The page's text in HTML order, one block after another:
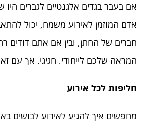
אם בעבר בגדים אלגנטיים לגברים
אדם המוזמן לאירוע משמח, יכול
חברים של החתן, ובין אם אתם
המראה שלכם לייחודי, חגיגי, אך עם
חליפות לכל אירוע
מחפשים איך להגיע לאירוע לבושים